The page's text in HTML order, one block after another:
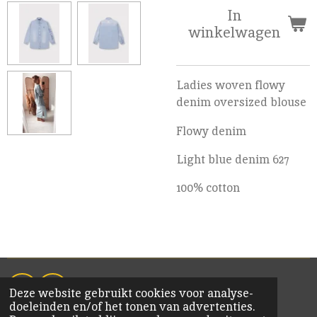
Deze website gebruikt cookies voor analyse-
doeleinden en/of het tonen van advertenties.
In
winkelwagen
Ladies woven flowy
denim oversized blouse
Flowy denim
Light blue denim 627
100% cotton
F
a
I
n
© 2020 KiM Bornem